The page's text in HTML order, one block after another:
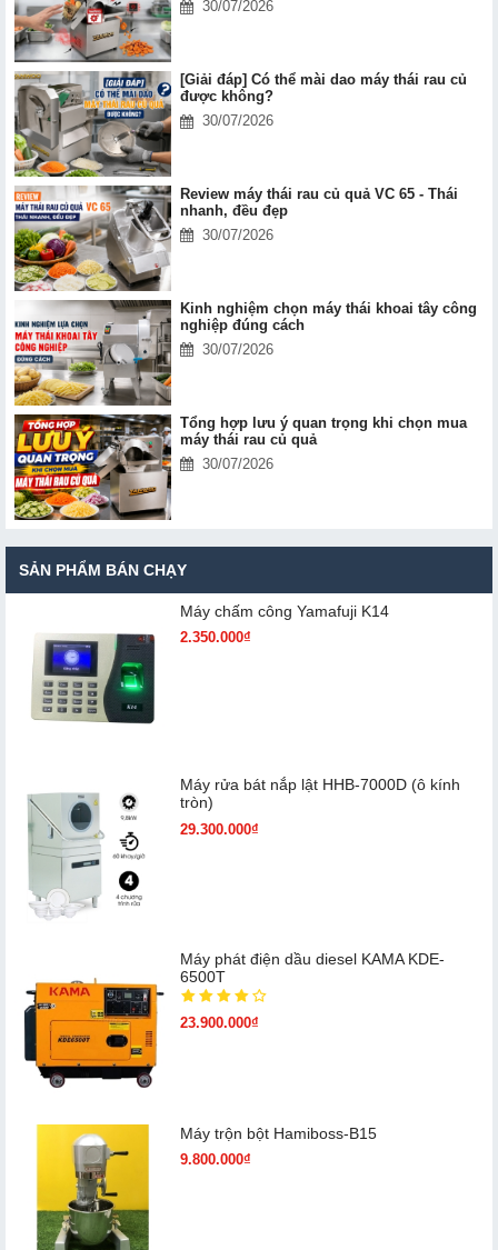
30/07/2026
[Giải đáp] Có thể mài dao máy thái rau củ
được không?
30/07/2026
Review máy thái rau củ quả VC 65 - Thái
nhanh, đều đẹp
30/07/2026
Kinh nghiệm chọn máy thái khoai tây công
nghiệp đúng cách
30/07/2026
Tổng hợp lưu ý quan trọng khi chọn mua
máy thái rau củ quả
30/07/2026
SẢN PHẨM BÁN CHẠY
Máy chấm cô​ng Yamafuji K14
2.350.000₫
Máy rửa bát nắp lật HHB-7000D (ô kính
tròn)
29.300.000₫
Máy phát điện dầu diesel KAMA KDE-
6500T
23.900.000₫
Máy trộn bột Hamiboss-B15
9.800.000₫